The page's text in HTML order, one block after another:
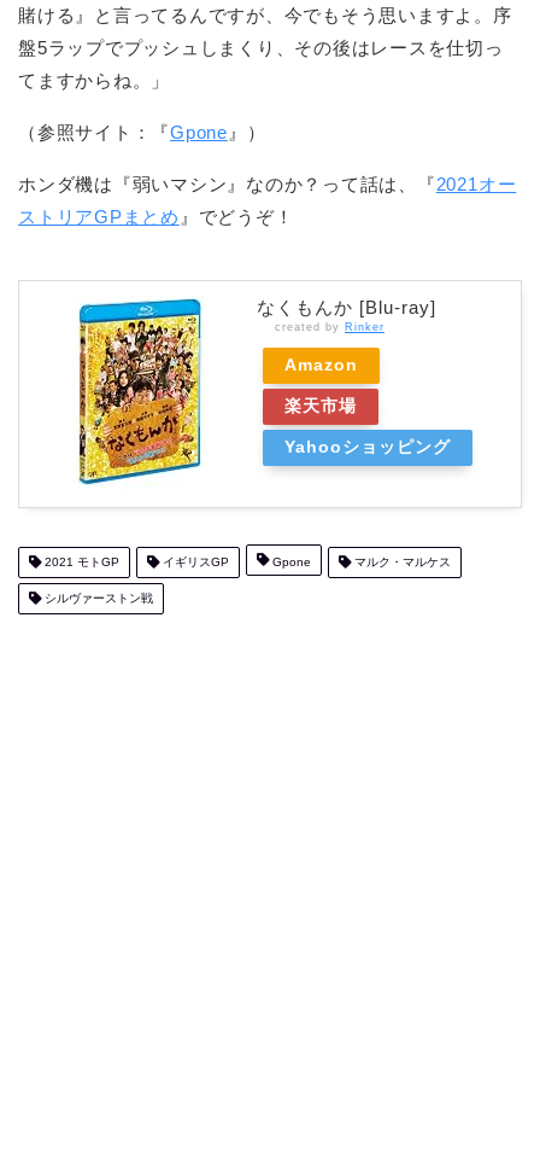
賭ける』と言ってるんですが、今でもそう思いますよ。序
盤5ラップでプッシュしまくり、その後はレースを仕切っ
てますからね。」
（参照サイト：『Gpone 』）
ホンダ機は『弱いマシン』なのか？って話は、『2021オー
ストリアGPまとめ 』でどうぞ！
なくもんか [Blu-ray]
created by Rinker
Amazon
楽天市場
Yahooショッピング
2021 モトGP イギリスGP Gpone マルク・マルケス
シルヴァーストン戦